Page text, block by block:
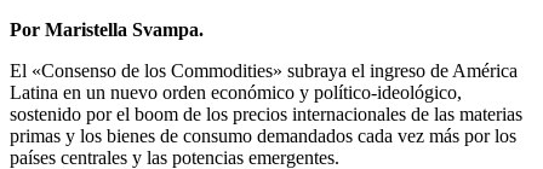
Por Maristella Svampa.
El «Consenso de los Commodities» subraya el ingreso de América
Latina en un nuevo orden económico y político-ideológico,
sostenido por el boom de los precios internacionales de las materias
primas y los bienes de consumo demandados cada vez más por los
países centrales y las potencias emergentes.